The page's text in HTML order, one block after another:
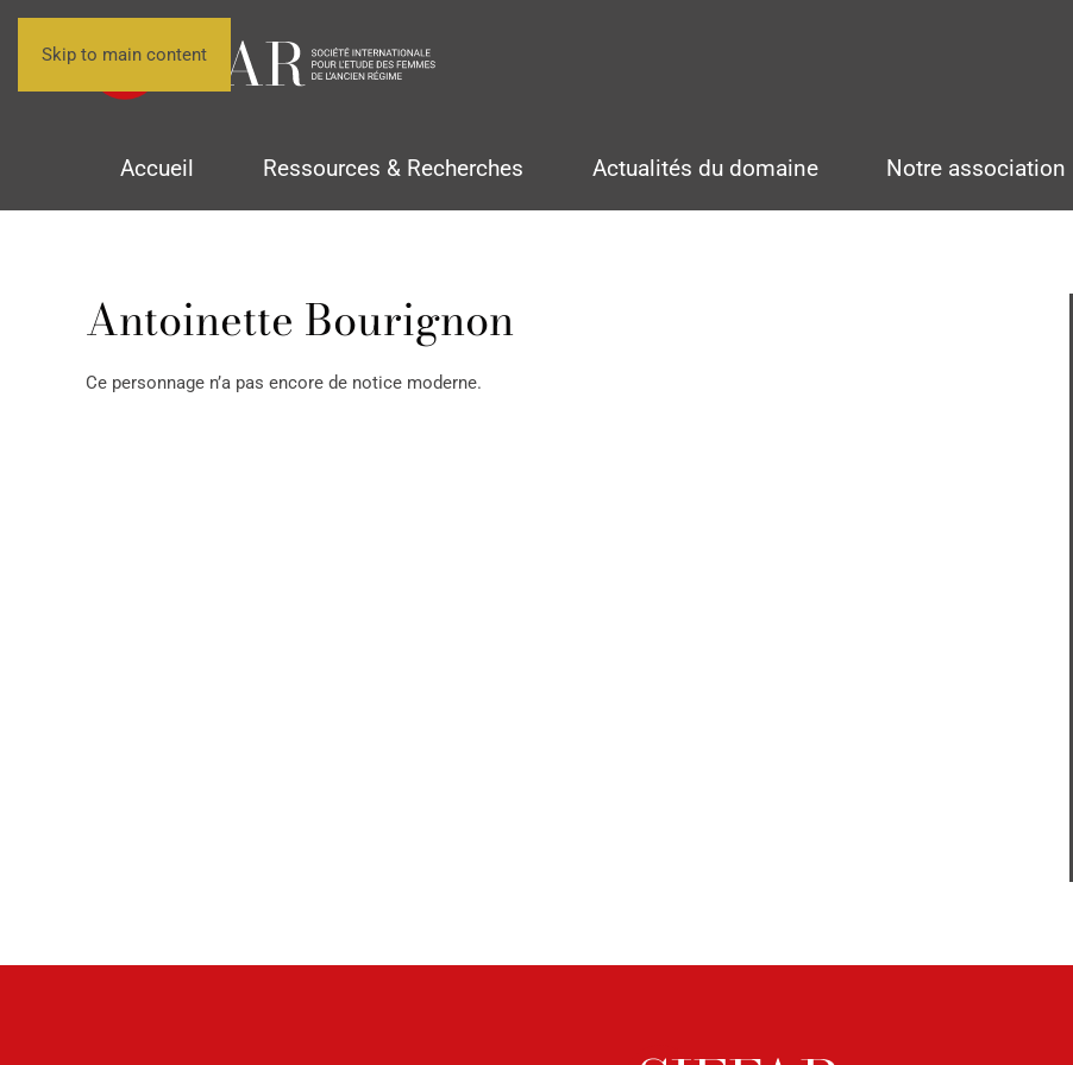
Skip to main content
Accueil Ressources & Recherches Actualités du domaine Notre association
Antoinette Bourignon
Ce personnage n’a pas encore de notice moderne.